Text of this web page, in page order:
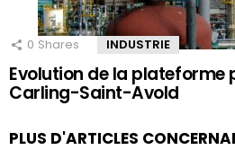
0 Shares INDUSTRIE
Evolution de la plateforme
Carling-Saint-Avold
PLUS D'ARTICLES